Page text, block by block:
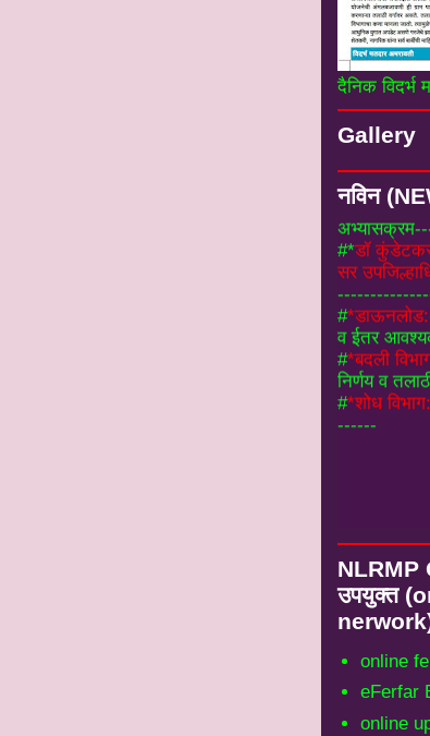
दैनिक
Gallery
नविन
#*नियम व
दुय्यम व महसुल
#*डॉ
सर
#
व ईतर
#*बदली
निर्णय व
#*शोध विभाग:
------
NLRMP
उपयुक्‍त
online
eFerfar
online